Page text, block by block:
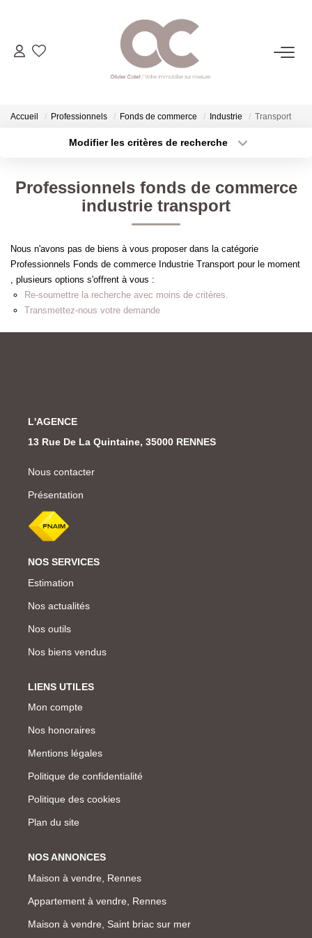
06.14.98.69.34
ACHETER
ESTIMER
CONTACT
Accueil Professionnels Fonds de commerce Industrie Transport
Modifier les critères de recherche
Sélectionnez...
Type de bien
Créer une alerte
Professionnels fonds de commerce
industrie transport
Nous n'avons pas de biens à vous proposer dans la catégorie
Professionnels Fonds de commerce Industrie Transport pour le moment
, plusieurs options s'offrent à vous :
Re-soumettre la recherche avec moins de critères.
Transmettez-nous votre demande
L'AGENCE
13 Rue De La Quintaine, 35000 RENNES
Nous contacter
Présentation
NOS SERVICES
Estimation
Nos actualités
Nos outils
Nos biens vendus
LIENS UTILES
Mon compte
Nos honoraires
Mentions légales
Politique de confidentialité
Politique des cookies
Plan du site
NOS ANNONCES
Maison à vendre, Rennes
Appartement à vendre, Rennes
Maison à vendre, Saint briac sur mer